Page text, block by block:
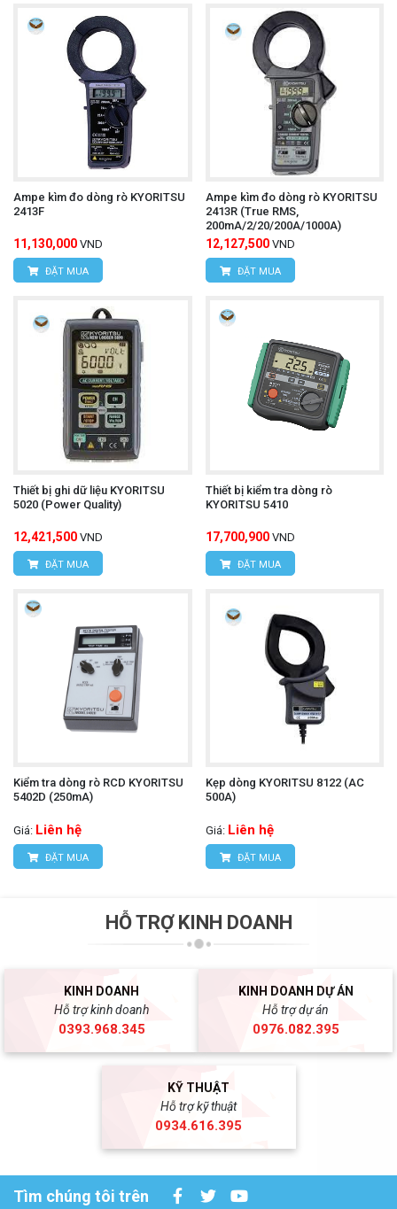
Ampe kìm đo dòng rò KYORITSU
2413F
11,130,000 VND
ĐẶT MUA
Ampe kìm đo dòng rò KYORITSU
2413R (True RMS,
200mA/2/20/200A/1000A)
12,127,500 VND
ĐẶT MUA
Thiết bị ghi dữ liệu KYORITSU
5020 (Power Quality)
12,421,500 VND
ĐẶT MUA
Thiết bị kiểm tra dòng rò
KYORITSU 5410
17,700,900 VND
ĐẶT MUA
Kiểm tra dòng rò RCD KYORITSU
5402D (250mA)
Giá: Liên hệ
ĐẶT MUA
Kẹp dòng KYORITSU 8122 (AC
500A)
Giá: Liên hệ
ĐẶT MUA
HỖ TRỢ KINH DOANH
KINH DOANH
Hỗ trợ kinh doanh
0393.968.345
KINH DOANH DỰ ÁN
Hỗ trợ dự án
0976.082.395
KỸ THUẬT
Hỗ trợ kỹ thuật
0934.616.395
Tìm chúng tôi trên